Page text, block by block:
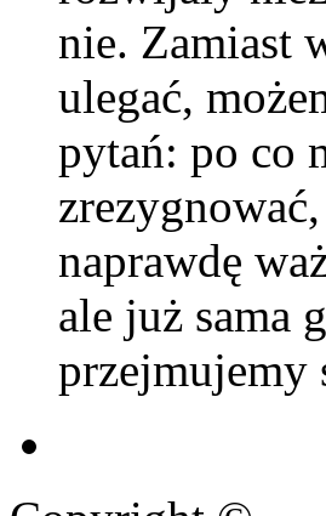
nie. Zamiast
ulegać,
pytań: po co
naprawdę
ale już sama
przejmujemy